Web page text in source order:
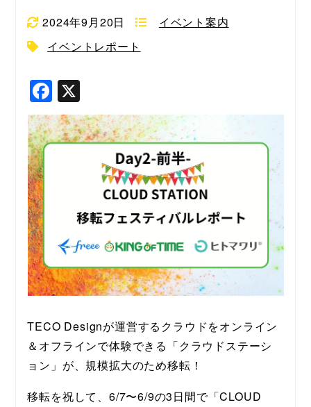
2024年9月20日
イベント案内
イベントレポート
F
a
c
k
TECO Designが運営するクラウドをオンライン
＆オフラインで体験できる「クラウドステーシ
ョン」が、規模拡大のため移転！
移転を祝して、6/7〜6/9の3日間で「CLOUD